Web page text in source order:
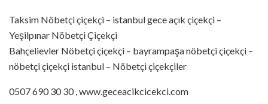
Taksim Nöbetçi çiçekçi – istanbul gece açık çiçekçi –
Yeşilpınar Nöbetçi Çiçekçi
Bahçelievler Nöbetçi çiçekçi – bayrampaşa nöbetçi çiçekçi –
nöbetçi çiçekçi istanbul – Nöbetçi çiçekçiler
0507 690 30 30 , www.geceacikcicekci.com